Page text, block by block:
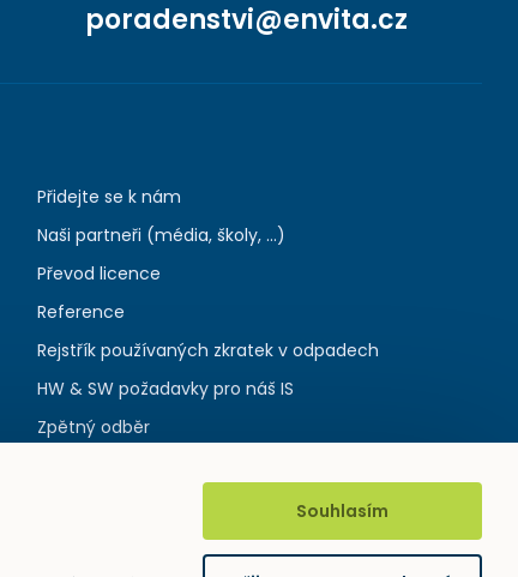
poradenstvi@envita.cz
Přidejte se k nám
Naši partneři (média, školy, ...)
Převod licence
Reference
Rejstřík používaných zkratek v odpadech
HW & SW požadavky pro náš IS
Zpětný odběr
Souhlasím